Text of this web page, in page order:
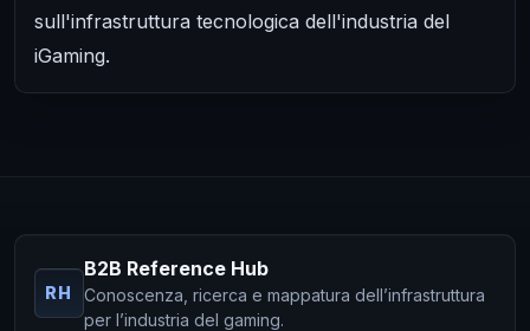
sull'infrastruttura tecnologica dell'industria del
iGaming.
RH
B2B Reference Hub
Conoscenza, ricerca e mappatura dell’infrastruttura
per l’industria del gaming.